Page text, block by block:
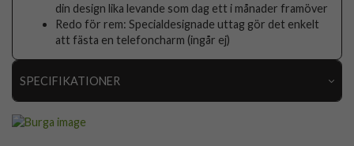
din design lika levande som dag ett i månader framöver
Redo för rem: Specialdesignade uttag gör det enkelt
att fästa en telefoncharm (ingår ej)
SPECIFIKATIONER